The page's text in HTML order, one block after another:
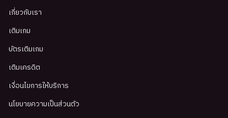
เกี่ยวกับเรา
เติมเกม
บัตรเติมเกม
เติมเครดิต
เงื่อนไขการให้บริการ
นโยบายความเป็นส่วนตัว